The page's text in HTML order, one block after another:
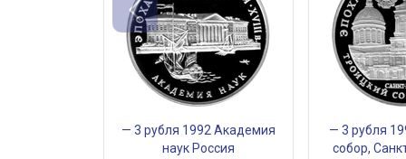
— 3 рубля 1992 Академия
наук Россия
— 3 рубля
собор,